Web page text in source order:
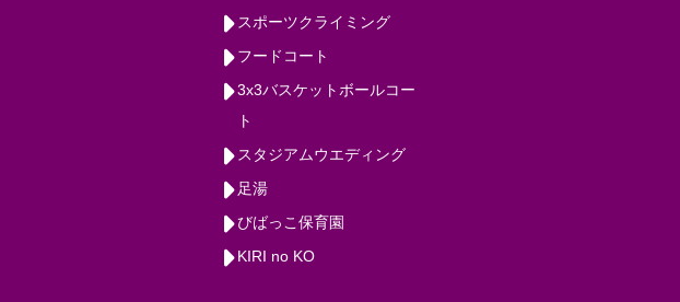
スポーツクライミング
フードコート
3x3バスケットボールコー
ト
スタジアムウエディング
足湯
びばっこ保育園
KIRI no KO